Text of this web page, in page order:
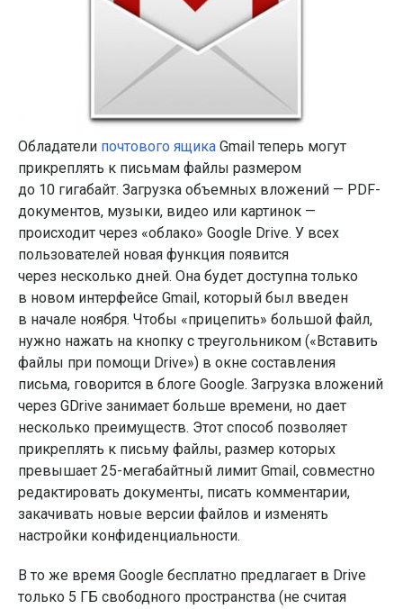
Обладатели почтового ящика Gmail теперь могут
прикреплять к письмам файлы размером
до 10 гигабайт. Загрузка объемных вложений — PDF-
документов, музыки, видео или картинок —
происходит через «облако» Google Drive. У всех
пользователей новая функция появится
через несколько дней. Она будет доступна только
в новом интерфейсе Gmail, который был введен
в начале ноября. Чтобы «прицепить» большой файл,
нужно нажать на кнопку с треугольником («Вставить
файлы при помощи Drive») в окне составления
письма, говорится в блоге Google. Загрузка вложений
через GDrive занимает больше времени, но дает
несколько преимуществ. Этот способ позволяет
прикреплять к письму файлы, размер которых
превышает 25-мегабайтный лимит Gmail, совместно
редактировать документы, писать комментарии,
закачивать новые версии файлов и изменять
настройки конфиденциальности.
В то же время Google бесплатно предлагает в Drive
только 5 ГБ свободного пространства (не считая